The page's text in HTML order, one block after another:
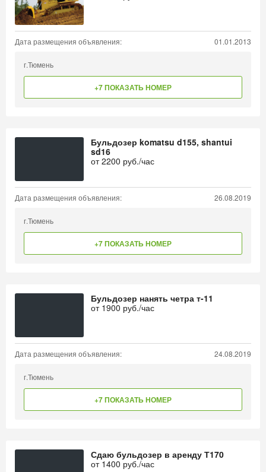
Дата размещения объявления: 01.01.2013
г.Тюмень
+7 ПОКАЗАТЬ НОМЕР
Бульдозер komatsu d155, shantui
sd16
от2200 руб./час
Дата размещения объявления: 26.08.2019
г.Тюмень
+7 ПОКАЗАТЬ НОМЕР
Бульдозер нанять четра т-11
от 1900 руб./час
Дата размещения объявления: 24.08.2019
г.Тюмень
+7 ПОКАЗАТЬ НОМЕР
Сдаю бульдозер в аренду Т170
от 1400 руб./час